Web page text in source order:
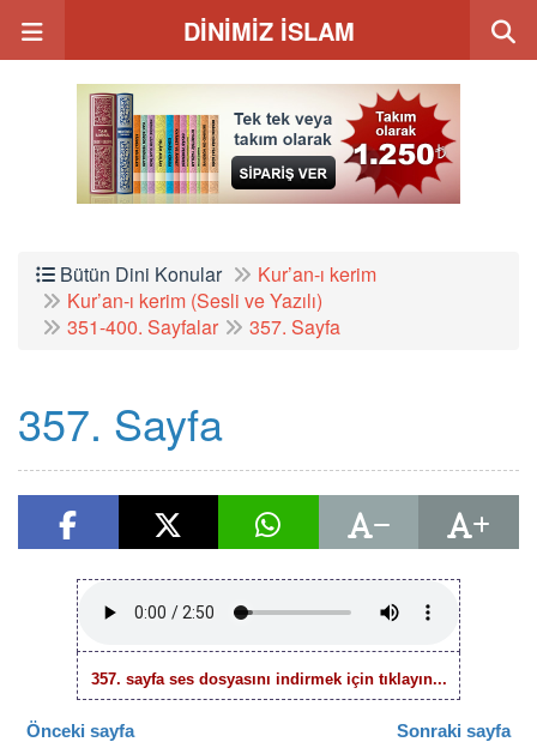
DİNİMİZ İSLAM
Bütün Dini Konular
Kur’an-ı kerim
Kur’an-ı kerim (Sesli ve Yazılı)
351-400. Sayfalar
357. Sayfa
357. Sayfa
357. sayfa ses dosyasını indirmek için tıklayın...
Önceki sayfa Sonraki sayfa